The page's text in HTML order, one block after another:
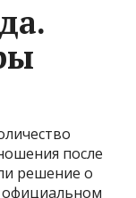
после
решение о
официальном